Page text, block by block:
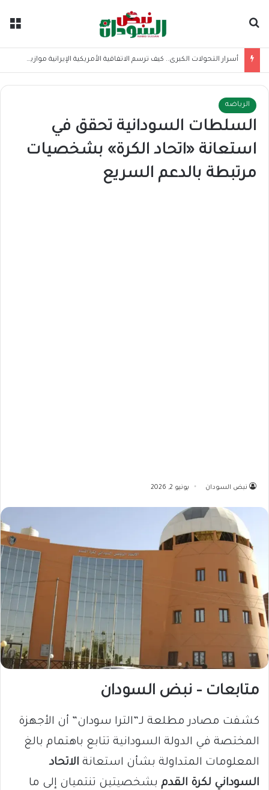
أسرار التحولات الكبرى.. كيف ترسم الاتفاقية الأمريكية الإيرانية موازين القوى بالمنطقة؟
الرياضه
السلطات السودانية تحقق في
استعانة «اتحاد الكرة» بشخصيات
مرتبطة بالدعم السريع
نبض السودان يونيو 2, 2026
متابعات – نبض السودان
كشفت مصادر مطلعة لـ”الترا سودان” أن الأجهزة
المختصة في الدولة السودانية تتابع باهتمام بالغ
المعلومات المتداولة بشأن استعانة الاتحاد
السوداني لكرة القدم بشخصيتين تنتميان إلى ما